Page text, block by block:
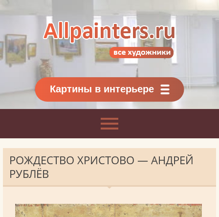
Картины классиков
и современников
Картины в интерьере
РОЖДЕСТВО ХРИСТОВО — АНДРЕЙ
РУБЛЁВ